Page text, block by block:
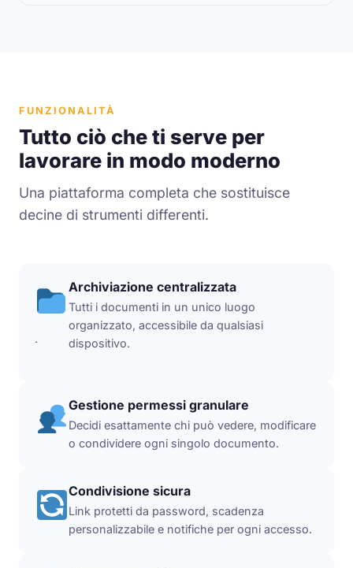
FUNZIONALITÀ
Tutto ciò che ti serve per
lavorare in modo moderno
Una piattaforma completa che sostituisce
decine di strumenti differenti.
.
Archiviazione centralizzata
Tutti i documenti in un unico luogo
organizzato, accessibile da qualsiasi
dispositivo.
Gestione permessi granulare
Decidi esattamente chi può vedere, modificare
o condividere ogni singolo documento.
Condivisione sicura
Link protetti da password, scadenza
personalizzabile e notifiche per ogni accesso.